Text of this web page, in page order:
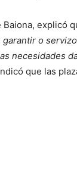
explicó
o
necesidades
que las